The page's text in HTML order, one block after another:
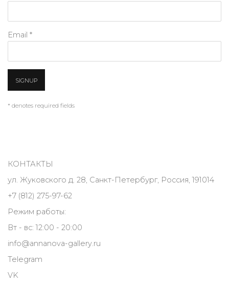
Email *
SIGNUP
* denotes required fields
КОНТАКТЫ
ул. Жуковского д. 28, Санкт-Петербург, Россия, 191014
+7 (812) 275-97-62
Режим работы:
Вт - вс: 12:00 - 20:00
info@annanova-gallery.ru
Telegram
VK